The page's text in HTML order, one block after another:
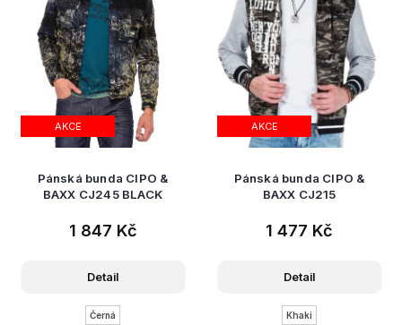
AKCE
Pánská bunda CIPO &
BAXX CJ245 BLACK
1 847 Kč
Detail
Černá
AKCE
Pánská bunda CIPO &
BAXX CJ215
1 477 Kč
Detail
Khaki